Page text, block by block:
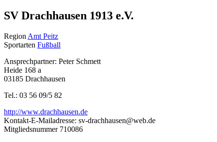
SV Drachhausen 1913 e.V.
Region Amt Peitz
Sportarten Fußball
Ansprechpartner: Peter Schmett
Heide 168 a
03185 Drachhausen
Tel.: 03 56 09/5 82
http://www.drachhausen.de
Kontakt-E-Mailadresse: sv-drachhausen@web.de
Mitgliedsnummer710086